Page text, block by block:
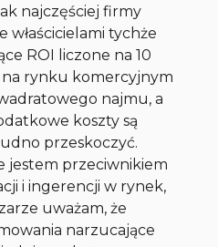
najczęściej firmy
właścicielami tychże
ROI liczone na 10
na rynku komercyjnym
najmu, a
koszty są
przeskoczyć.
jestem przeciwnikiem
i ingerencji w rynek,
uważam, że
narzucające